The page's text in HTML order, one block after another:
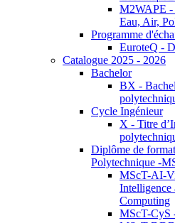
M2WAPE
Eau, Air,
Programme
EuroteQ -
Catalogue 2025 - 2026
Bachelor
BX -
Cycle Ingénieur
X - Titre
Diplôme de
Polytechnique -
MScT-AI-
Intelligence
Computing
MScT-CyS